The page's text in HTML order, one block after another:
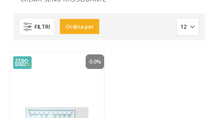
FILTRI Ordina per
-50%